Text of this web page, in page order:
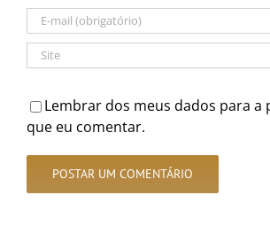
Lembrar dos meus dados para a
que eu comentar.